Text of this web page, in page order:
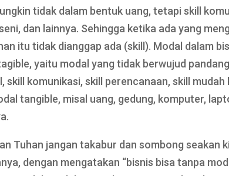
tidak dalam bentuk uang, tetapi skill
dan lainnya. Sehingga ketika ada yang
itu tidak dianggap ada (skill). Modal dalam
yaitu modal yang tidak berwujud
skill komunikasi, skill perencanaan, skill mudah
tangible, misal uang, gedung, komputer,
Tuhan jangan takabur dan sombong seakan
dengan mengatakan “bisnis bisa tanpa